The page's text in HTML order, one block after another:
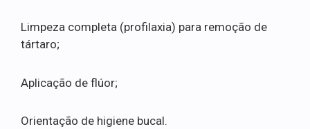
Limpeza completa (profilaxia) para remoção de
tártaro;
Aplicação de flúor;
Orientação de higiene bucal.